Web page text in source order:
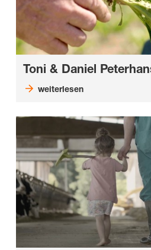
Toni & Daniel
weiterlesen